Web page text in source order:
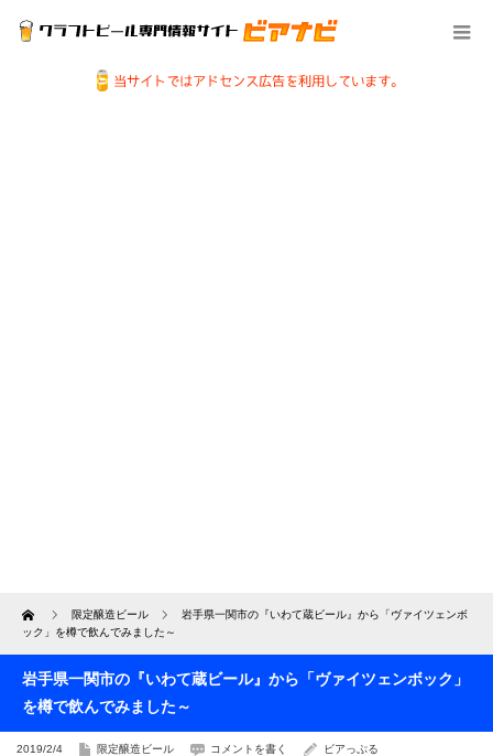
Home 限定醸造ビール
岩手県一関市の『いわて蔵ビール』から「ヴァイツェンボ
ック」を樽で飲んでみました～
岩手県一関市の『いわて蔵ビール』から「ヴァイツェンボック」
を樽で飲んでみました～
2019/2/4 限定醸造ビール コメントを書く ビアっぷる